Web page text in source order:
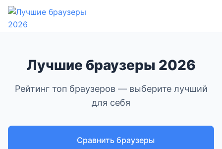
Лучшие браузеры 2026
Рейтинг топ браузеров — выберите лучший
для себя
Сравнить браузеры